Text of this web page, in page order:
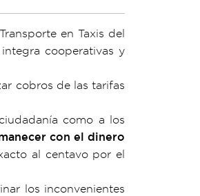
en Taxis del
cooperativas y
cobros de las tarifas
como a los
con el dinero
al centavo por el
los inconvenientes